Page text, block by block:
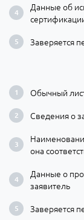
Данные об
Заверяется
Обычный
Сведения о
она
Данные о
заявитель
Заверяется